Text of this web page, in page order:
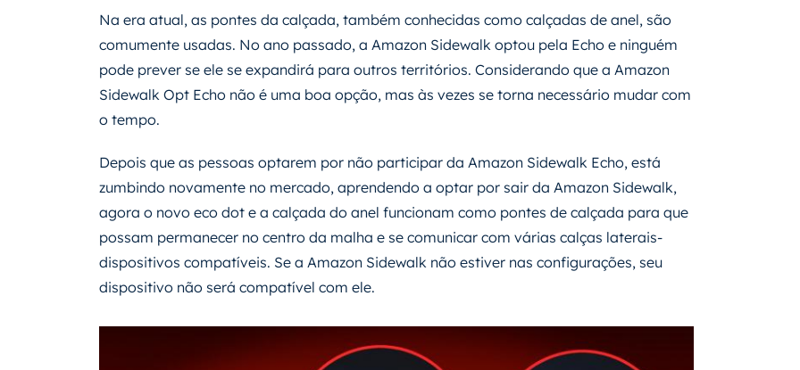
Na era atual, as pontes da calçada, também conhecidas como calçadas de anel, são
comumente usadas. No ano passado, a Amazon Sidewalk optou pela Echo e ninguém
pode prever se ele se expandirá para outros territórios. Considerando que a Amazon
Sidewalk Opt Echo não é uma boa opção, mas às vezes se torna necessário mudar com
o tempo.
Depois que as pessoas optarem por não participar da Amazon Sidewalk Echo, está
zumbindo novamente no mercado, aprendendo a optar por sair da Amazon Sidewalk,
agora o novo eco dot e a calçada do anel funcionam como pontes de calçada para que
possam permanecer no centro da malha e se comunicar com várias calças laterais-
dispositivos compatíveis. Se a Amazon Sidewalk não estiver nas configurações, seu
dispositivo não será compatível com ele.